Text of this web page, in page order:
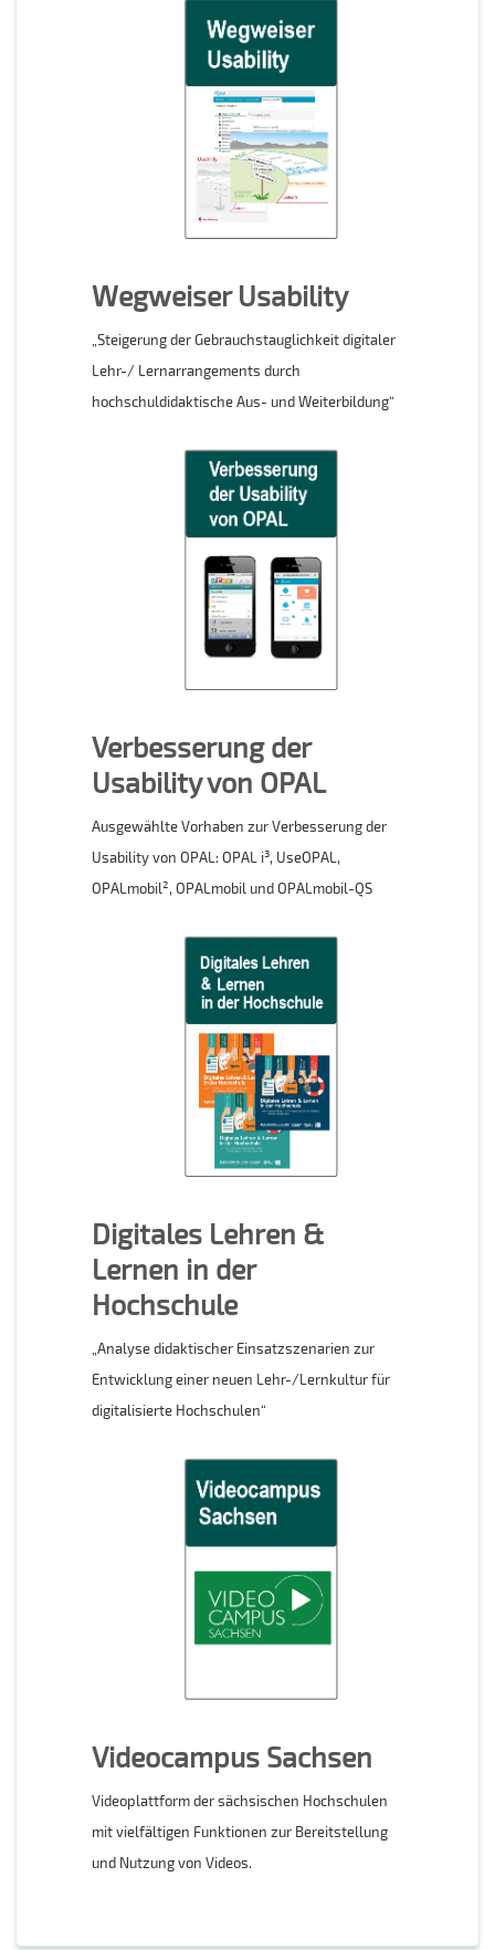
Wegweiser Usability
„Steigerung der Gebrauchstauglichkeit digitaler
Lehr-/ Lernarrangements durch
hochschuldidaktische Aus- und Weiterbildung“
Verbesserung der
Usability von OPAL
Ausgewählte Vorhaben zur Verbesserung der
Usability von OPAL: OPAL i³, UseOPAL,
OPALmobil², OPALmobil und OPALmobil-QS
Digitales Lehren &
Lernen in der
Hochschule
„Analyse didaktischer Einsatzszenarien zur
Entwicklung einer neuen Lehr-/Lernkultur für
digitalisierte Hochschulen“
Videocampus Sachsen
Videoplattform der sächsischen Hochschulen
mit vielfältigen Funktionen zur Bereitstellung
und Nutzung von Videos.